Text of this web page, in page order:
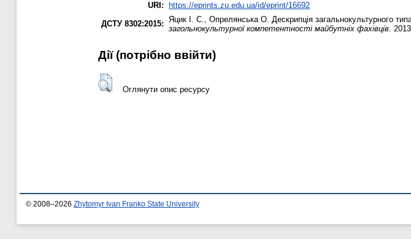
URI:
https://eprints.zu.edu.ua/id/eprint/16692
ДСТУ 8302:2015: Яцик І. С., Опрелянська О. Дескрипція загальнокультурного
загольнокультурної компетентності майбутніх фахівців.
Дії ​​(потрібно ввійти)
Оглянути опис ресурсу
© 2008–2026 Zhytomyr Ivan Franko State University